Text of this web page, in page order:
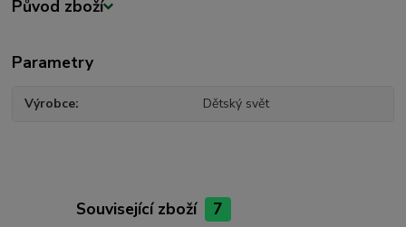
Původ zboží
Parametry
Výrobce Dětský svět
Související zboží 7